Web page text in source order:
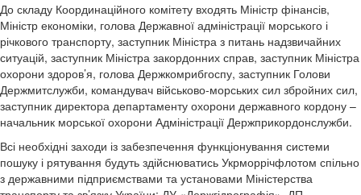
До складу Координаційного комітету входять Міністр фінансів,
Міністр економіки, голова Державної адміністрації морського і
річкового транспорту, заступник Міністра з питань надзвичайних
ситуацій, заступник Міністра закордонних справ, заступник Міністра
охорони здоров’я, голова Держкомрибгоспу, заступник Голови
Держмитслужби, командувач військово-морських сил збройних сил,
заступник директора департаменту охорони державного кордону –
начальник морської охорони Адміністрації Держприкордонслужби.
Всі необхідні заходи із забезпечення функціонування системи
пошуку і рятування будуть здійснюватись Укрморрічфлотом спільно
з державними підприємствами та установами Міністерства